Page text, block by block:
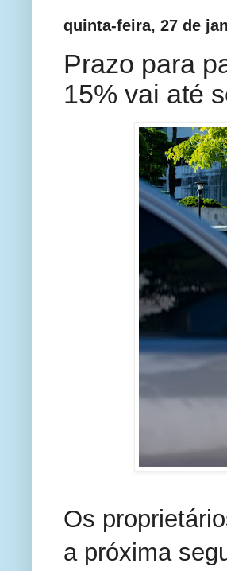
quinta-feira, 27 de
Prazo para
15% vai até
Os
a próxima